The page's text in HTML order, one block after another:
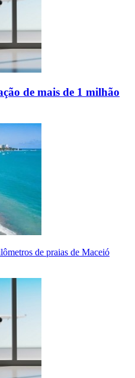
de mais de 1 milhão
de praias de Maceió